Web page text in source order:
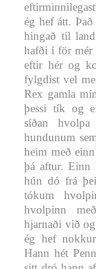
ég hef átt.
hingað til
hafði í för
eftir hér og
fylgdist vel
Rex gamla
þessi tík og
síðan
hundunum
heim með
þá aftur. Einn
hún dó frá
tókum
hvolpinn
hjarnaði við
ég hef
Hann hét